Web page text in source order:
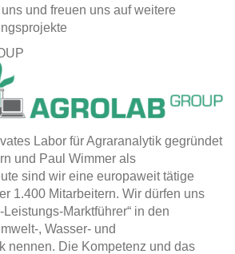
und freuen uns auf weitere
Labor für Agraranalytik gegründet
und Paul Wimmer als
sind wir eine europaweit tätige
1.400 Mitarbeitern. Wir dürfen uns
Marktführer“ in den
, Wasser- und
nennen. Die Kompetenz und das